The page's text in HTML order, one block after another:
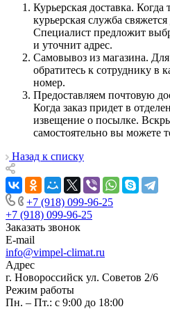
Курьерская доставка. Когда
курьерская служба
Специалист предложит
и уточнит адрес.
Самовывоз из магазина. Для
обратитесь к сотруднику в
номер.
Предоставляем почтовую
Когда заказ придет в
извещение о посылке.
самостоятельно вы можете
Назад к списку
+7 (918) 099-96-25
+7 (918) 099-96-25
Заказать звонок
E-mail
info@vimpel-climat.ru
Адрес
г. Новороссийск ул. Советов 2/6
Режим работы
Пн. – Пт.: с 9:00 до 18:00